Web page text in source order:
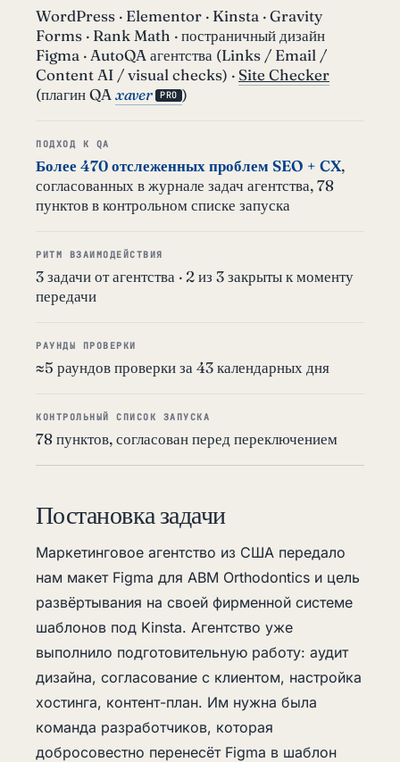
WordPress · Elementor · Kinsta · Gravity
Forms · Rank Math · постраничный дизайн
Figma · AutoQA агентства (Links / Email /
Content AI / visual checks) · Site Checker
(плагин QA xaver PRO )
ПОДХОД К QA
Более 470 отслеженных проблем SEO + CX,
согласованных в журнале задач агентства, 78
пунктов в контрольном списке запуска
РИТМ ВЗАИМОДЕЙСТВИЯ
3 задачи от агентства · 2 из 3 закрыты к моменту
передачи
РАУНДЫ ПРОВЕРКИ
≈5 раундов проверки за 43 календарных дня
КОНТРОЛЬНЫЙ СПИСОК ЗАПУСКА
78 пунктов, согласован перед переключением
Постановка задачи
Маркетинговое агентство из США передало
нам макет Figma для ABM Orthodontics и цель
развёртывания на своей фирменной системе
шаблонов под Kinsta. Агентство уже
выполнило подготовительную работу: аудит
дизайна, согласование с клиентом, настройка
хостинга, контент-план. Им нужна была
команда разработчиков, которая
добросовестно перенесёт Figma в шаблон